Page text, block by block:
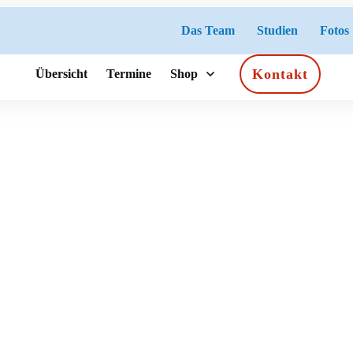
Das Team Studien Fotos
Übersicht Termine Shop Kontakt